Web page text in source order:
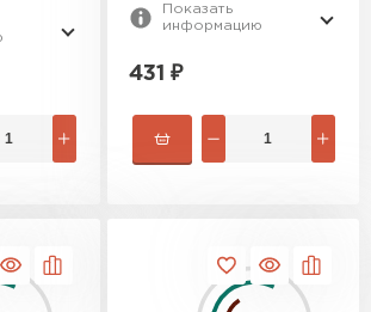
Показать
информацию
431 ₽